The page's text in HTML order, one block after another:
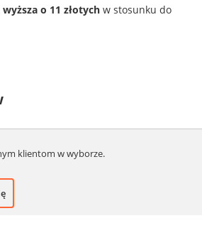
wyższa o 11 złotych w stosunku do
klientom w wyborze.